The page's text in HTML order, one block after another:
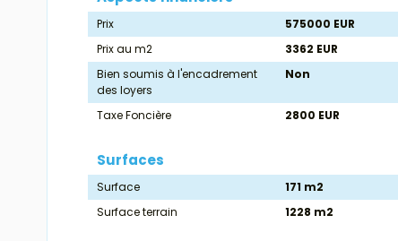
Prix
575000 EUR
Prix au m2
3362 EUR
Bien soumis à l'encadrement
des loyers
Non
Taxe Foncière 2800 EUR
Surfaces
Surface
171 m2
Surface terrain
1228 m2